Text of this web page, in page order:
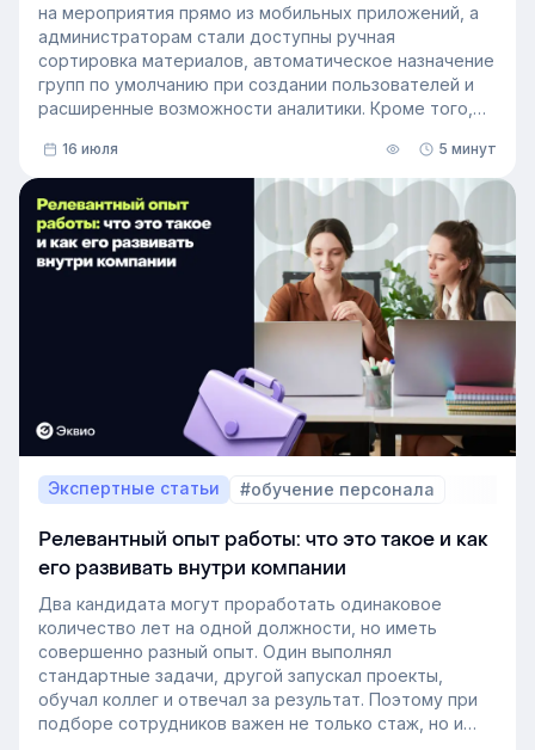
на мероприятия прямо из мобильных приложений, а
администраторам стали доступны ручная
сортировка материалов, автоматическое назначение
групп по умолчанию при создании пользователей и
расширенные возможности аналитики. Кроме того,
он охватывает и материалы из раздела «Проводник».
16 июля 5 минут
Экспертные статьи #обучение персонала
Релевантный опыт работы: что это такое и как
его развивать внутри компании
Два кандидата могут проработать одинаковое
количество лет на одной должности, но иметь
совершенно разный опыт. Один выполнял
стандартные задачи, другой запускал проекты,
обучал коллег и отвечал за результат. Поэтому при
подборе сотрудников важен не только стаж, но и